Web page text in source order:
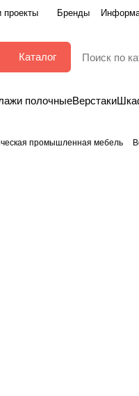
проекты Бренды
Каталог
полочныеВерстаки
промышленная мебель